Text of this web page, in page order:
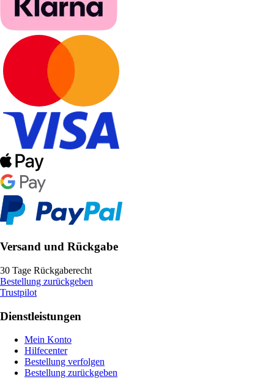
Versand und Rückgabe
30 Tage Rückgaberecht
Bestellung zurückgeben
Trustpilot
Dienstleistungen
Mein Konto
Hilfecenter
Bestellung verfolgen
Bestellung zurückgeben